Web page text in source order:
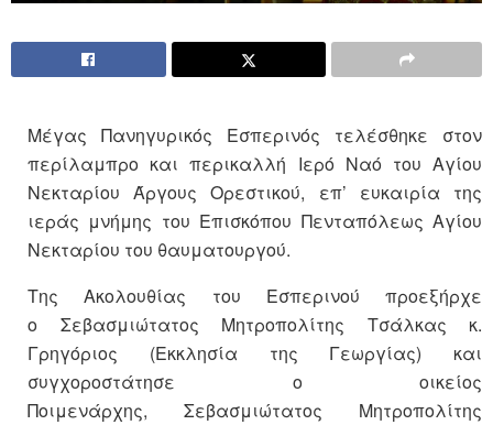
Μέγας Πανηγυρικός Εσπερινός τελέσθηκε στον
περίλαμπρο και περικαλλή Ιερό Ναό του Αγίου
Νεκταρίου Άργους Ορεστικού, επ’ ευκαιρία της
ιεράς μνήμης του Επισκόπου Πενταπόλεως Αγίου
Νεκταρίου του θαυματουργού.
Της Ακολουθίας του Εσπερινού προεξήρχε
ο Σεβασμιώτατος Μητροπολίτης Τσάλκας κ.
Γρηγόριος (Εκκλησία της Γεωργίας) και
συγχοροστάτησε ο οικείος
Ποιμενάρχης, Σεβασμιώτατος Μητροπολίτης